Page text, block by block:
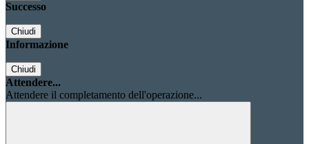
Successo
Chiudi
Informazione
Chiudi
Attendere...
Attendere il completamento dell'operazione...